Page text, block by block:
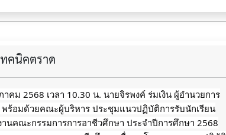
คนิคตราด
คม 2568 เวลา 10.30 น. นายจิรพงค์ ร่มเงิน ผู้อำนวยการ
ร้อมด้วยคณะผู้บริหาร ประชุมแนวปฏิบัติการรับนักเรียน
านคณะกรรมการการอาชีวศึกษา ประจำปีการศึกษา 2568